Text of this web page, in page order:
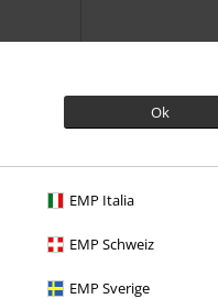
Ok
EMP Italia
EMP Schweiz
EMP Sverige
€ 19,99